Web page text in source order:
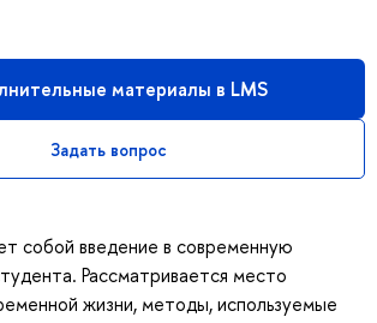
материалы в LMS
Задать вопрос
собой введение в современную
Рассматривается место
жизни, методы, используемые